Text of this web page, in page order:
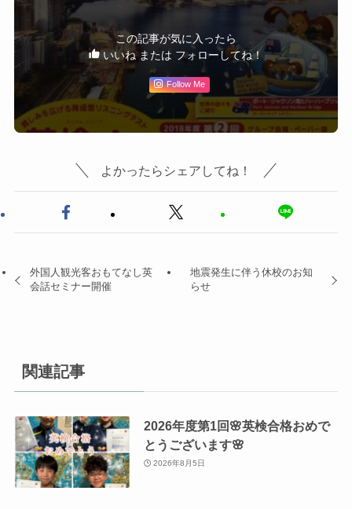
この記事が気に入ったら
いいね または フォローしてね！
Follow Me
よかったらシェアしてね！
外国人観光客おもてなし英
会話セミナー開催
地震発生に伴う休校のお知
らせ
関連記事
2026年度第1回🌸英検合格おめで
とうございます🌸
2026年8月5日